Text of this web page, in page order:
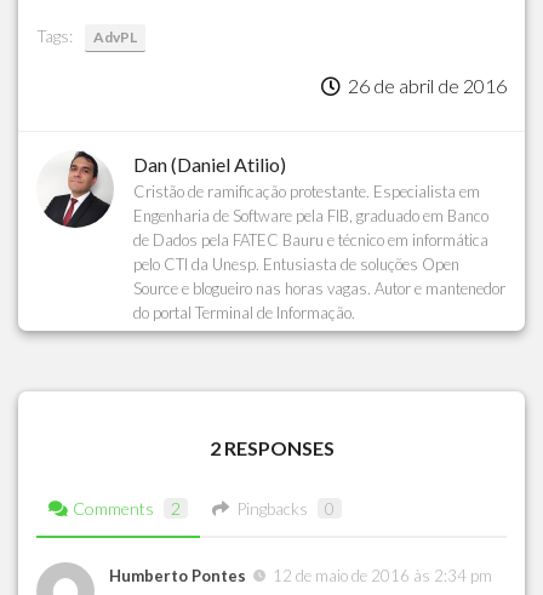
Tags: AdvPL
26 de abril de 2016
Dan (Daniel Atilio)
Cristão de ramificação protestante. Especialista em
Engenharia de Software pela FIB, graduado em Banco
de Dados pela FATEC Bauru e técnico em informática
pelo CTI da Unesp. Entusiasta de soluções Open
Source e blogueiro nas horas vagas. Autor e mantenedor
do portal Terminal de Informação.
2 RESPONSES
Comments 2 Pingbacks 0
Humberto Pontes
12 de maio de 2016 às 2:34 pm